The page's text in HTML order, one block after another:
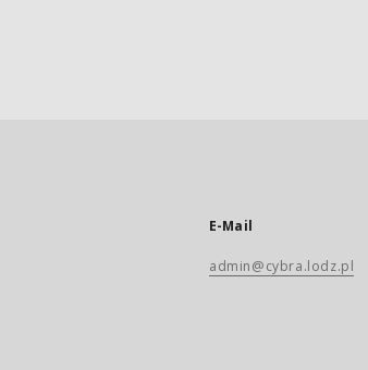
E-Mail
admin@cybra.lodz.pl